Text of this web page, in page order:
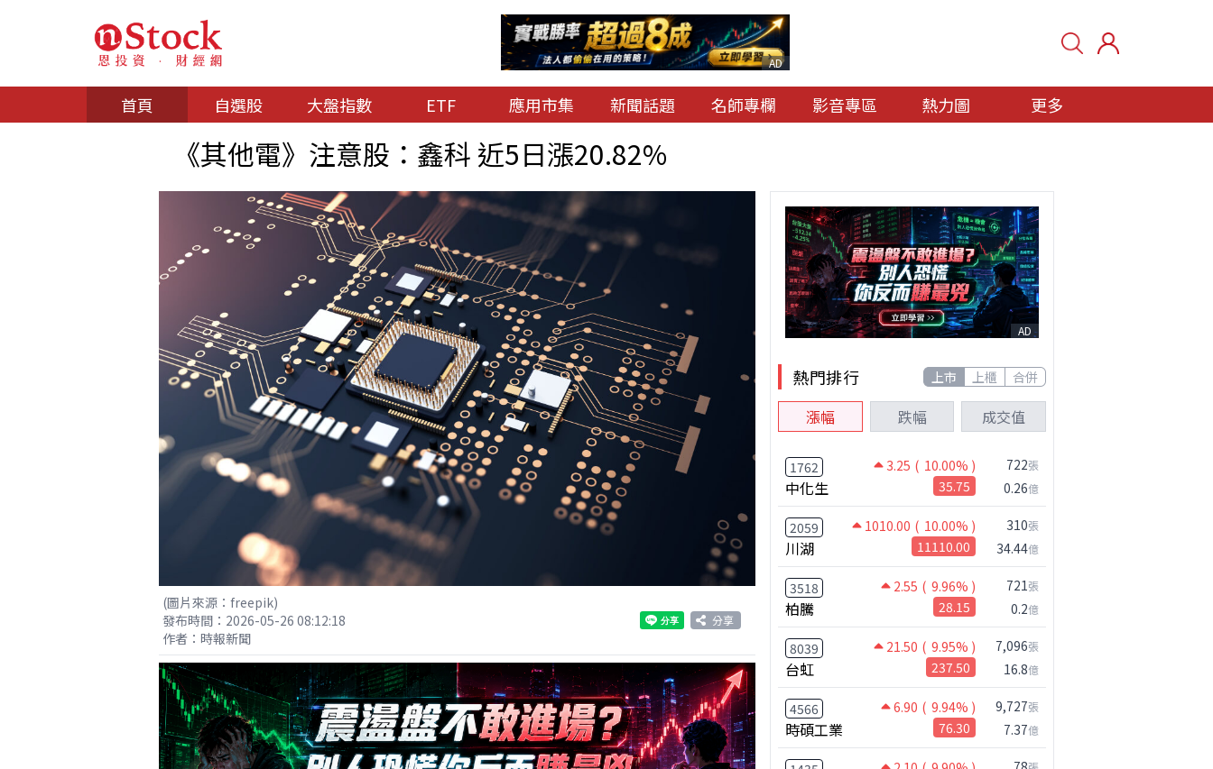
AD
首頁 自選股 大盤指數 ETF 應用市集 新聞話題 名師專欄 影音專區 熱力圖 更多
《其他電》注意股：鑫科 近5日漲20.82%
(圖片來源：freepik)
發布時間：2026-05-26 08:12:18
分享
作者：時報新聞
AD
熱門排行 上市 上櫃 合併
漲幅 跌幅 成交值
1762 3.25 ( 10.00% )
中化生 35.75
722張
0.26億
2059 1010.00 ( 10.00% )
川湖 11110.00
310張
34.44億
3518 2.55 ( 9.96% )
柏騰 28.15
721張
0.2億
8039 21.50 ( 9.95% )
台虹 237.50
7,096張
16.8億
4566 6.90 ( 9.94% )
時碩工業 76.30
9,727張
7.37億